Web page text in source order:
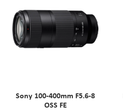
Sony 100-400mm F5.6-8
OSS FE